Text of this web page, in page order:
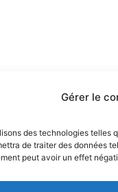
Gérer le
des technologies
de traiter des données
peut avoir un effet